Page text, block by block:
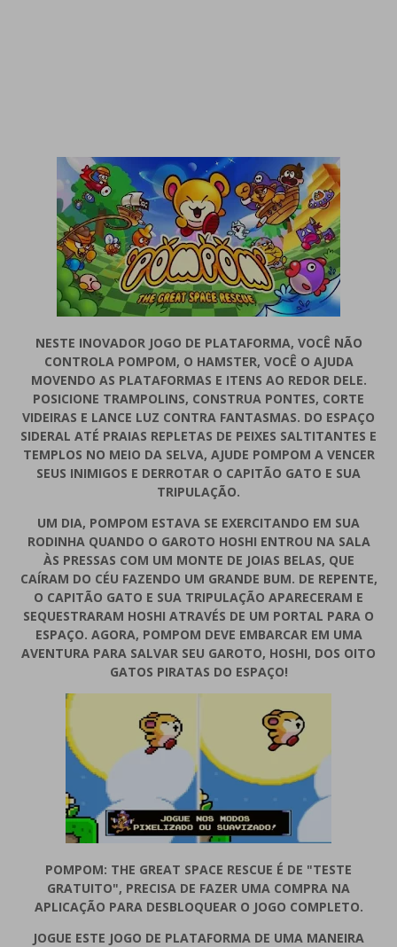
NESTE INOVADOR JOGO DE PLATAFORMA, VOCÊ NÃO
CONTROLA POMPOM, O HAMSTER, VOCÊ O AJUDA
MOVENDO AS PLATAFORMAS E ITENS AO REDOR DELE.
POSICIONE TRAMPOLINS, CONSTRUA PONTES, CORTE
VIDEIRAS E LANCE LUZ CONTRA FANTASMAS. DO ESPAÇO
SIDERAL ATÉ PRAIAS REPLETAS DE PEIXES SALTITANTES E
TEMPLOS NO MEIO DA SELVA, AJUDE POMPOM A VENCER
SEUS INIMIGOS E DERROTAR O CAPITÃO GATO E SUA
TRIPULAÇÃO.
UM DIA, POMPOM ESTAVA SE EXERCITANDO EM SUA
RODINHA QUANDO O GAROTO HOSHI ENTROU NA SALA
ÀS PRESSAS COM UM MONTE DE JOIAS BELAS, QUE
CAÍRAM DO CÉU FAZENDO UM GRANDE BUM. DE REPENTE,
O CAPITÃO GATO E SUA TRIPULAÇÃO APARECERAM E
SEQUESTRARAM HOSHI ATRAVÉS DE UM PORTAL PARA O
ESPAÇO. AGORA, POMPOM DEVE EMBARCAR EM UMA
AVENTURA PARA SALVAR SEU GAROTO, HOSHI, DOS OITO
GATOS PIRATAS DO ESPAÇO!
POMPOM: THE GREAT SPACE RESCUE É DE "TESTE
GRATUITO", PRECISA DE FAZER UMA COMPRA NA
APLICAÇÃO PARA DESBLOQUEAR O JOGO COMPLETO.
JOGUE ESTE JOGO DE PLATAFORMA DE UMA MANEIRA